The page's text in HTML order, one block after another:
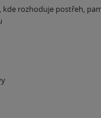
kde rozhoduje postřeh,